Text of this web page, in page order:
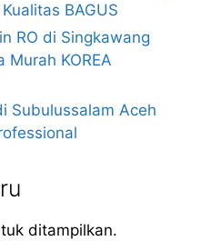
BAGUS
RO di Singkawang
Murah KOREA
Subulussalam Aceh
ditampilkan.